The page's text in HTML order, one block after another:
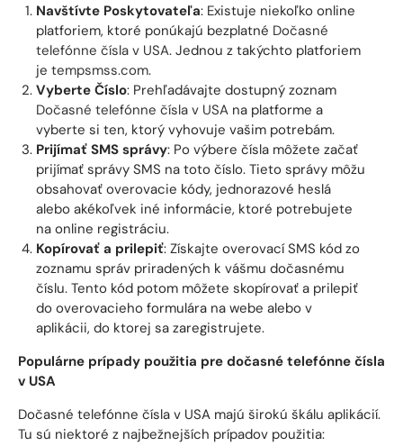
Navštívte Poskytovateľa: Existuje niekoľko online
platforiem, ktoré ponúkajú bezplatné Dočasné
telefónne čísla v USA. Jednou z takýchto platforiem
je tempsmss.com.
Vyberte Číslo: Prehľadávajte dostupný zoznam
Dočasné telefónne čísla v USA na platforme a
vyberte si ten, ktorý vyhovuje vašim potrebám.
Prijímať SMS správy: Po výbere čísla môžete začať
prijímať správy SMS na toto číslo. Tieto správy môžu
obsahovať overovacie kódy, jednorazové heslá
alebo akékoľvek iné informácie, ktoré potrebujete
na online registráciu.
Kopírovať a prilepiť: Získajte overovací SMS kód zo
zoznamu správ priradených k vášmu dočasnému
číslu. Tento kód potom môžete skopírovať a prilepiť
do overovacieho formulára na webe alebo v
aplikácii, do ktorej sa zaregistrujete.
Populárne prípady použitia pre dočasné telefónne čísla
v USA
Dočasné telefónne čísla v USA majú širokú škálu aplikácií.
Tu sú niektoré z najbežnejších prípadov použitia: